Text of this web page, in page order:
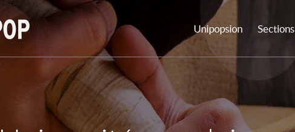
Unipopsion Sections